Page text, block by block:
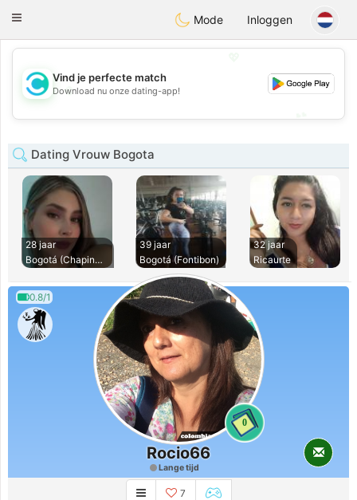
olombiaCitas
Toggle
Mode Inloggen
💖
💕
Vind je perfecte match
Download nu onze dating-app!
Dating Vrouw Bogota
28 jaar
Bogotá (Chapinero)
39 jaar
Bogotá (Fontibon)
32 jaar
Ricaurte
0.8/1
0
Rocio66
Lange tijd
7